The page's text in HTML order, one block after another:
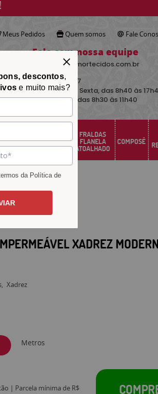
Meus Pedidos Quem somos Fale
Fale com nossa equipe
contato@avimortecidos.com.br
(34)3219-5157
De Segunda a Sexta, das 8h40 às
aos sábados das 8h30 às 11h40
PERCAL SANTA FÉ
FRALDAS
FLANELA
ATOALHADO
COMPOSÊ
XADREZ
Xadrez
Metros
| Parcela mínima de R$
descontos,
e muito mais?
da Política de